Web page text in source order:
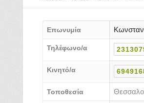
Επωνυμία
Τηλέφωνο/α
Κινητό/α
Τοποθεσία